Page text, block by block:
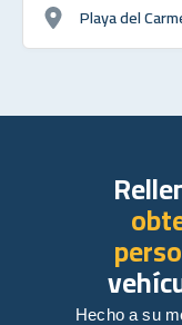
Playa del
Hecho a su